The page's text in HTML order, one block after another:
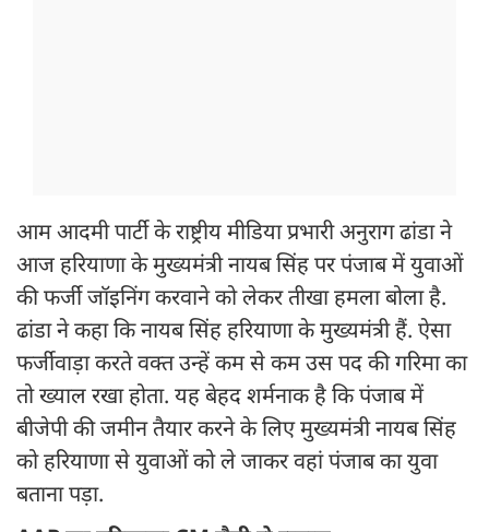
आम आदमी पार्टी के राष्ट्रीय मीडिया प्रभारी अनुराग ढांडा ने
आज हरियाणा के मुख्यमंत्री नायब सिंह पर पंजाब में युवाओं
की फर्जी जॉइनिंग करवाने को लेकर तीखा हमला बोला है.
ढांडा ने कहा कि नायब सिंह हरियाणा के मुख्यमंत्री हैं. ऐसा
फर्जीवाड़ा करते वक्त उन्हें कम से कम उस पद की गरिमा का
तो ख्याल रखा होता. यह बेहद शर्मनाक है कि पंजाब में
बीजेपी की जमीन तैयार करने के लिए मुख्यमंत्री नायब सिंह
को हरियाणा से युवाओं को ले जाकर वहां पंजाब का युवा
बताना पड़ा.